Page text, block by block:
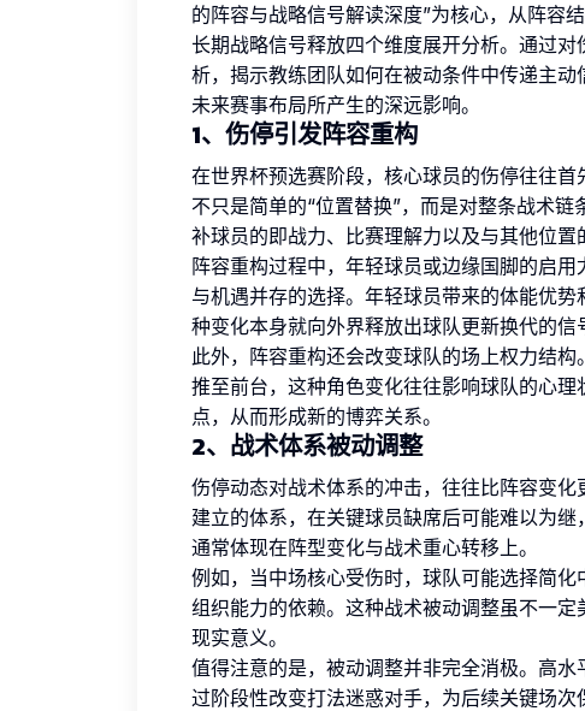
的阵容与战略信号解读深度”为核心，从阵容
长期战略信号释放四个维度展开分析。通过
析，揭示教练团队如何在被动条件中传递主
未来赛事布局所产生的深远影响。
1、伤停引发阵容重构
在世界杯预选赛阶段，核心球员的伤停往往
不只是简单的“位置替换”，而是对整条战术
补球员的即战力、比赛理解力以及与其他位置
阵容重构过程中，年轻球员或边缘国脚的启
与机遇并存的选择。年轻球员带来的体能优
种变化本身就向外界释放出球队更新换代的信
此外，阵容重构还会改变球队的场上权力结
推至前台，这种角色变化往往影响球队的心
点，从而形成新的博弈关系。
2、战术体系被动调整
伤停动态对战术体系的冲击，往往比阵容变
建立的体系，在关键球员缺席后可能难以为
通常体现在阵型变化与战术重心转移上。
例如，当中场核心受伤时，球队可能选择简
组织能力的依赖。这种战术被动调整虽不一
现实意义。
值得注意的是，被动调整并非完全消极。高
过阶段性改变打法迷惑对手，为后续关键场